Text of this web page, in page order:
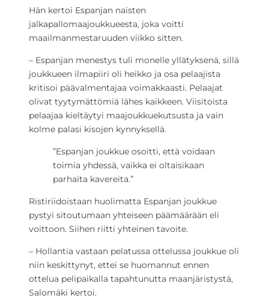
Hän kertoi Espanjan naisten
jalkapallomaajoukkueesta, joka voitti
maailmanmestaruuden viikko sitten.
– Espanjan menestys tuli monelle yllätyksenä, sillä
joukkueen ilmapiiri oli heikko ja osa pelaajista
kritisoi päävalmentajaa voimakkaasti. Pelaajat
olivat tyytymättömiä lähes kaikkeen. Viisitoista
pelaajaa kieltäytyi maajoukkuekutsusta ja vain
kolme palasi kisojen kynnyksellä.
”Espanjan joukkue osoitti, että voidaan
toimia yhdessä, vaikka ei oltaisikaan
parhaita kavereita.”
Ristiriidoistaan huolimatta Espanjan joukkue
pystyi sitoutumaan yhteiseen päämäärään eli
voittoon. Siihen riitti yhteinen tavoite.
– Hollantia vastaan pelatussa ottelussa joukkue oli
niin keskittynyt, ettei se huomannut ennen
ottelua pelipaikalla tapahtunutta maanjäristystä,
Salomäki kertoi.